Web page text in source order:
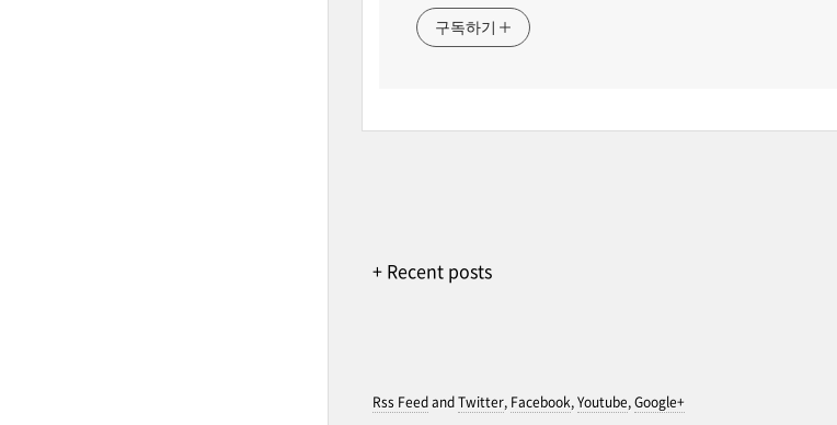
구독하기
+ Recent posts
Rss FeedandTwitter, Facebook,Youtube,Google+